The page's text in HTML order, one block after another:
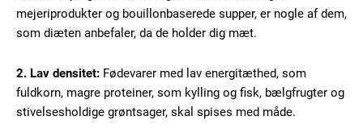
mejeriprodukter og bouillonbaserede supper, er nogle af dem,
som diæten anbefaler, da de holder dig mæt.
2. Lav densitet: Fødevarer med lav energitæthed, som
fuldkorn, magre proteiner, som kylling og fisk, bælgfrugter og
stivelsesholdige grøntsager, skal spises med måde.